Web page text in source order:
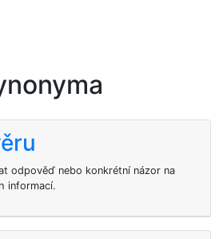
odpověď nebo konkrétní názor na
informací.